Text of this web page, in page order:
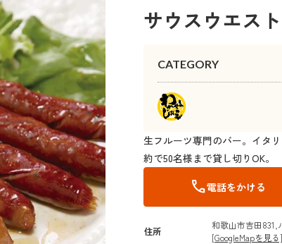
サウスウエス
CATEGORY
生フルーツ専門のバー。イタ
約で50名様まで貸し切りOK。
call電話をかける
住所
和歌山市吉田831,
[GoogleMapを見る]